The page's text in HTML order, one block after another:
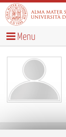
Menu